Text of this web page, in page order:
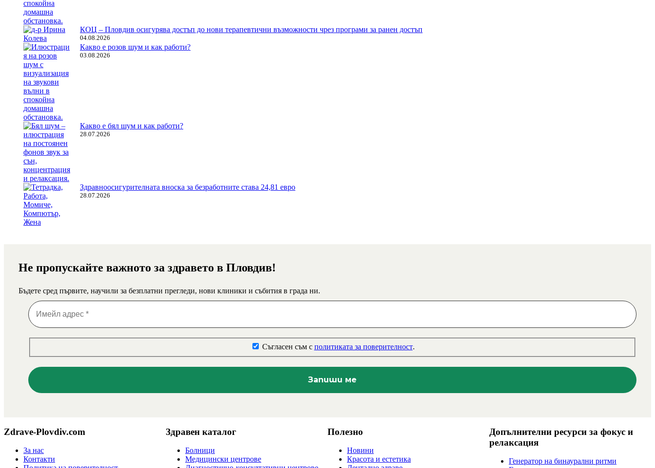
КОЦ – Пловдив осигурява достъп до нови терапевтични възможности чрез програми за ранен достъп
04.08.2026
Какво е розов шум и как работи?
03.08.2026
Какво е бял шум и как работи?
28.07.2026
Здравноосигурителната вноска за безработните става 24,81 евро
28.07.2026
Не пропускайте важното за здравето в Пловдив!
Бъдете сред първите, научили за безплатни прегледи, нови клиники и събития в града ни.
Съгласен съм с политиката за поверителност.
Zdrave-Plovdiv.com
За нас
Контакти
Здравен каталог
Болници
Медицински центрове
Полезно
Новини
Красота и естетика
Допълнителни ресурси за фокус и
релаксация
Генератор на бинаурални ритми